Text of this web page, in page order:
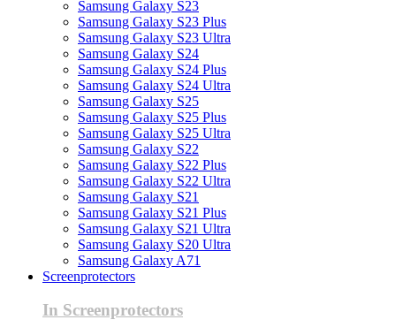
Samsung Galaxy S23
Samsung Galaxy S23 Plus
Samsung Galaxy S23 Ultra
Samsung Galaxy S24
Samsung Galaxy S24 Plus
Samsung Galaxy S24 Ultra
Samsung Galaxy S25
Samsung Galaxy S25 Plus
Samsung Galaxy S25 Ultra
Samsung Galaxy S22
Samsung Galaxy S22 Plus
Samsung Galaxy S22 Ultra
Samsung Galaxy S21
Samsung Galaxy S21 Plus
Samsung Galaxy S21 Ultra
Samsung Galaxy S20 Ultra
Samsung Galaxy A71
Screenprotectors
In Screenprotectors